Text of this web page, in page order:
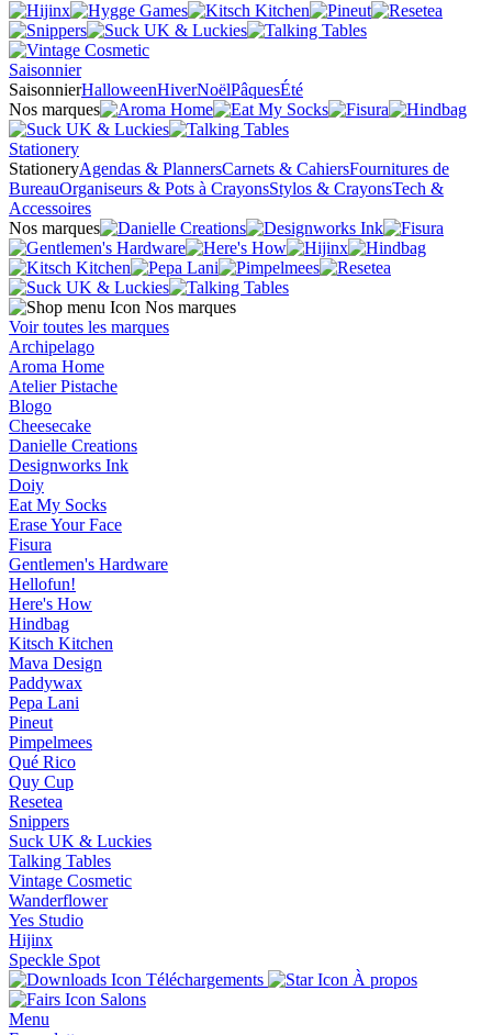
Saisonnier
SaisonnierHalloweenHiverNoëlPâquesÉté
Nos marques
Stationery
StationeryAgendas & PlannersCarnets & CahiersFournitures de
BureauOrganiseurs & Pots à CrayonsStylos & CrayonsTech &
Accessoires
Nos marques
Nos marques
Voir toutes les marques
Archipelago
Aroma Home
Atelier Pistache
Blogo
Cheesecake
Danielle Creations
Designworks Ink
Doiy
Eat My Socks
Erase Your Face
Fisura
Gentlemen's Hardware
Hellofun!
Here's How
Hindbag
Kitsch Kitchen
Mava Design
Paddywax
Pepa Lani
Pineut
Pimpelmees
Qué Rico
Quy Cup
Resetea
Snippers
Suck UK & Luckies
Talking Tables
Vintage Cosmetic
Wanderflower
Yes Studio
Hijinx
Speckle Spot
Téléchargements
À propos
Salons
Menu